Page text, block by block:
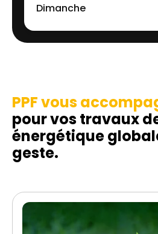
Dimanche
PPF vous
pour vos travaux
énergétique
geste.